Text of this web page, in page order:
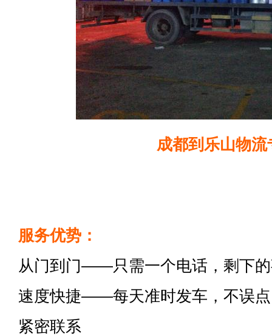
成都到乐山物流
服务优势：
从门到门——只需一个电话，剩下
速度快捷——每天准时发车，不误
紧密联系